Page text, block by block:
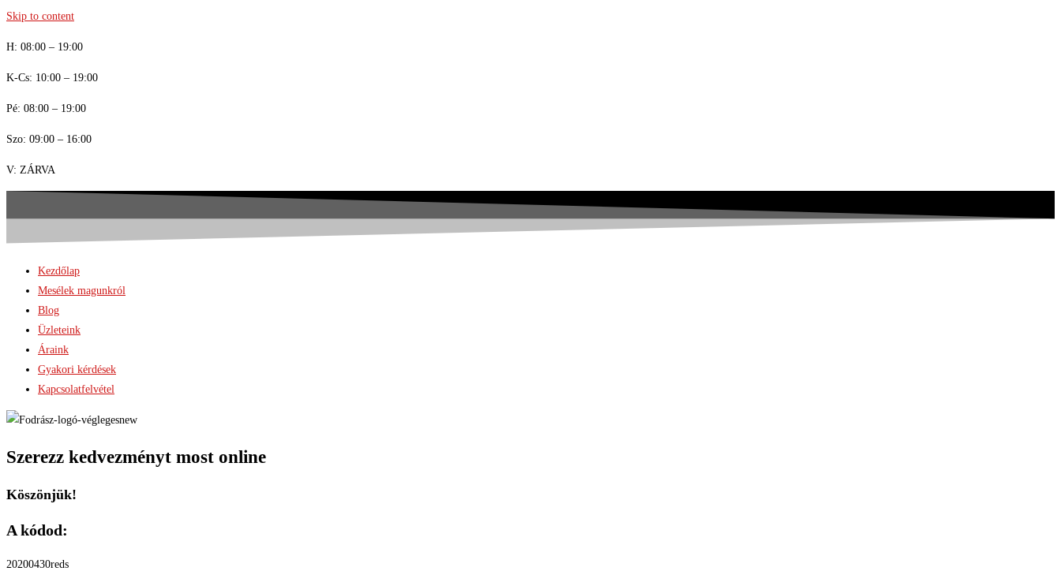
Skip to content
H: 08:00 – 19:00
K-Cs: 10:00 – 19:00
Pé: 08:00 – 19:00
Szo: 09:00 – 16:00
V: ZÁRVA
Kezdőlap
Mesélek magunkról
Blog
Üzleteink
Áraink
Gyakori kérdések
Kapcsolatfelvétel
Szerezz kedvezményt most online
Köszönjük!
A kódod:
20200430reds